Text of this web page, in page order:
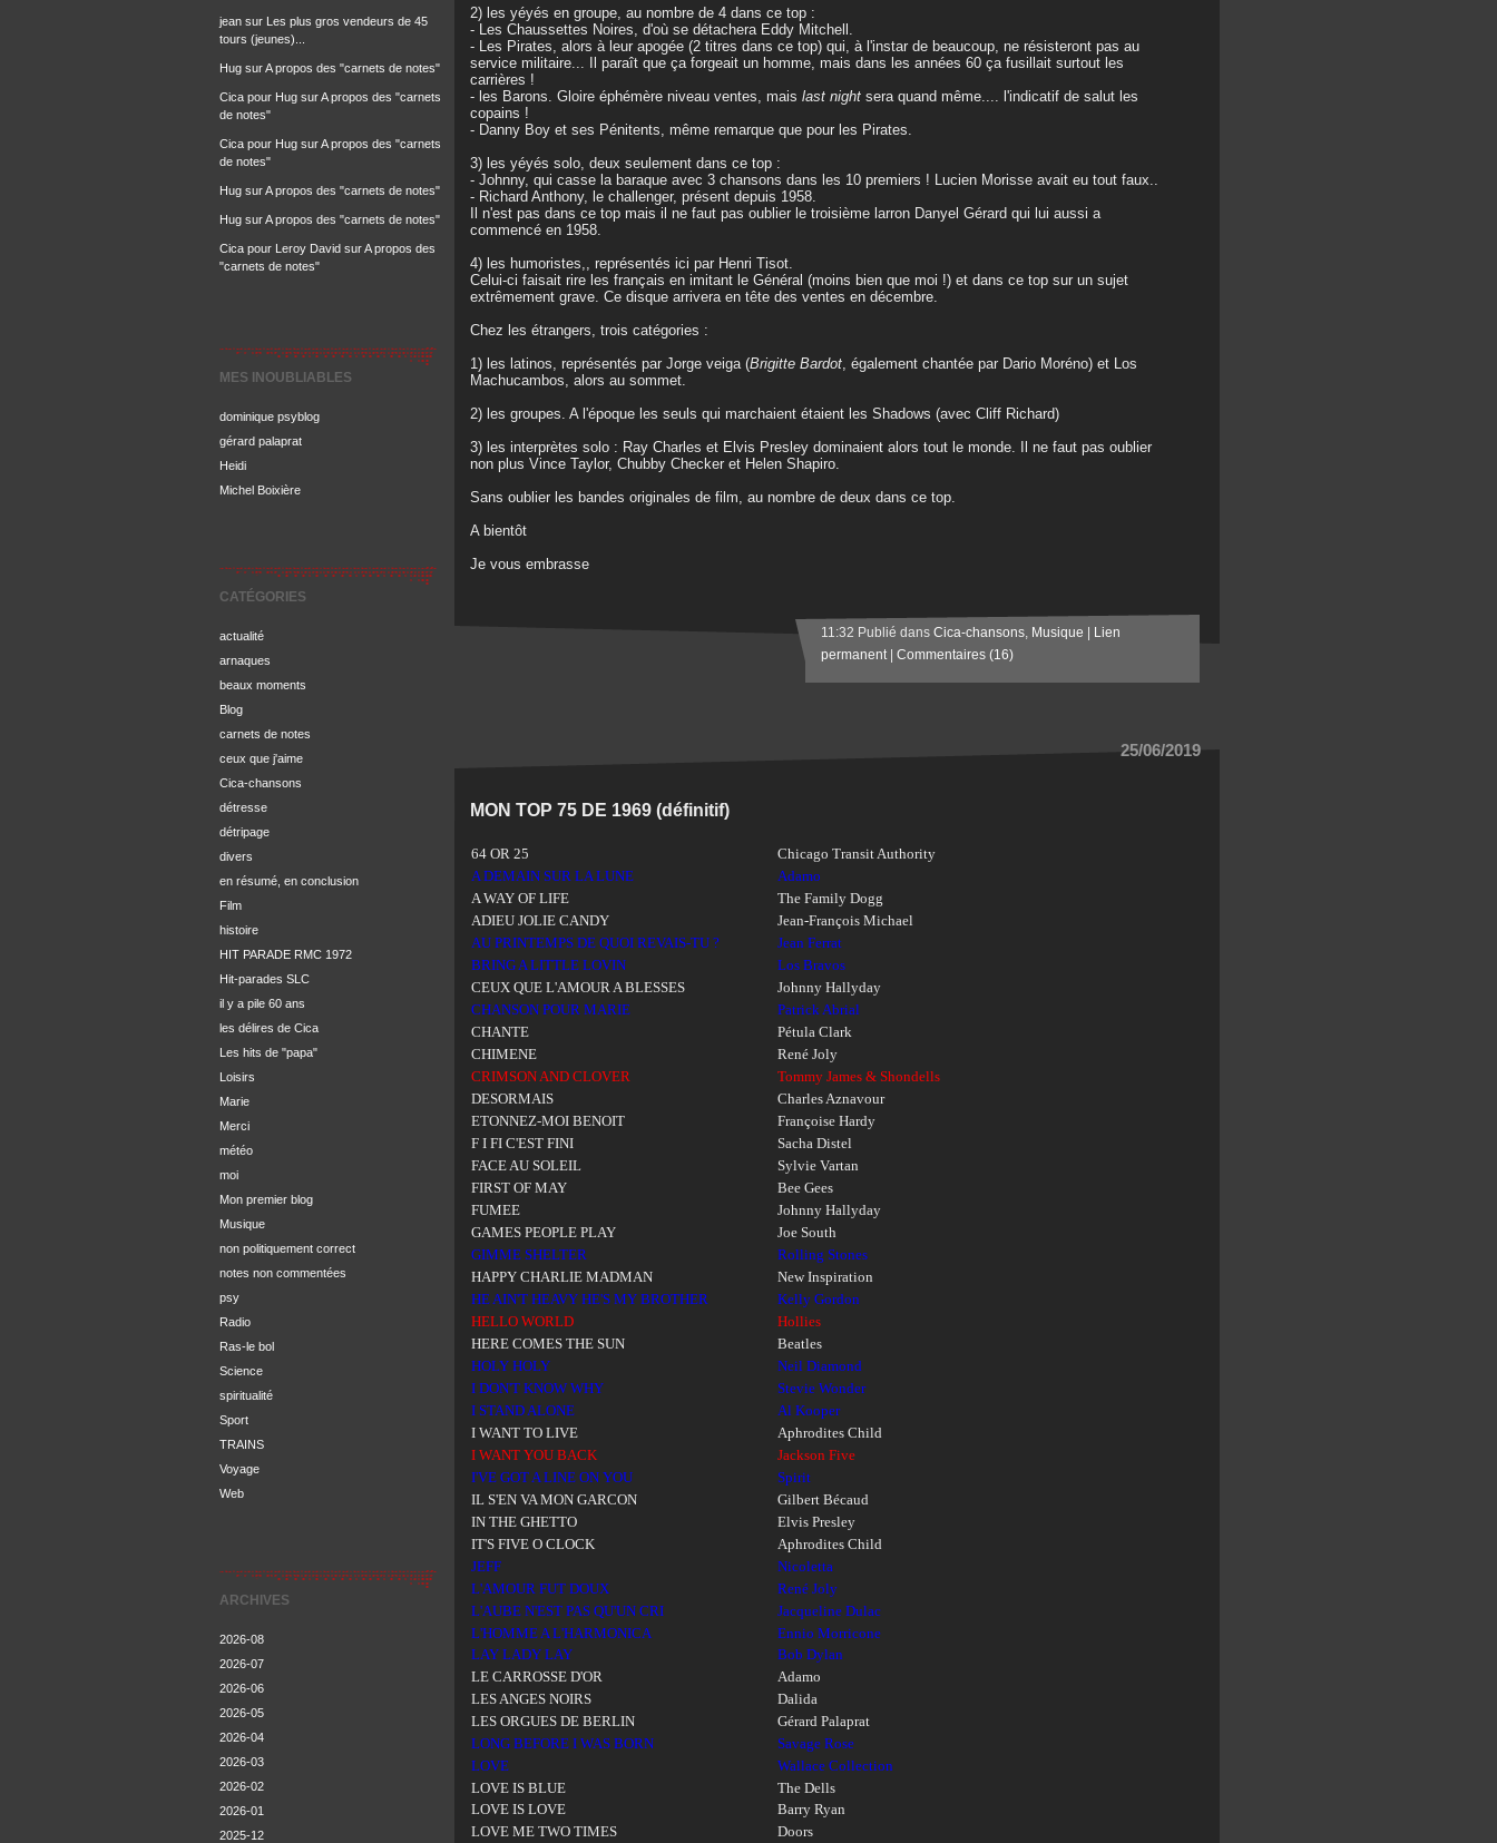
jean sur Les plus gros vendeurs de 45
tours (jeunes)...
Hug surA propos des "carnets de notes"
Cica pour Hug surA propos des "carnets
de notes"
Cica pour Hug surA propos des "carnets
de notes"
Hug surA propos des "carnets de notes"
Hug surA propos des "carnets de notes"
Cica pour Leroy David surA propos des
"carnets de notes"
MES INOUBLIABLES
dominique psyblog
gérard palaprat
Heidi
Michel Boixière
CATÉGORIES
actualité
arnaques
beaux moments
Blog
carnets de notes
ceux que j'aime
Cica-chansons
détresse
détripage
divers
en résumé, en conclusion
Film
histoire
HIT PARADE RMC 1972
Hit-parades SLC
il y a pile 60 ans
les délires de Cica
Les hits de "papa"
Loisirs
Marie
Merci
météo
moi
Mon premier blog
Musique
non politiquement correct
notes non commentées
psy
Radio
Ras-le bol
Science
spiritualité
Sport
TRAINS
Voyage
Web
ARCHIVES
2026-08
2026-07
2026-06
2026-05
2026-04
2026-03
2026-02
2026-01
2025-12
2) les yéyés en groupe, au nombre de 4 dans ce top :
- Les Chaussettes Noires, d'où se détachera Eddy Mitchell.
- Les Pirates, alors à leur apogée (2 titres dans ce top) qui, à l'instar de beaucoup, ne résisteront pas au
service militaire... Il paraît que ça forgeait un homme, mais dans les années 60 ça fusillait surtout les
carrières !
- les Barons. Gloire éphémère niveau ventes, mais last night sera quand même.... l'indicatif de salut les
copains !
- Danny Boy et ses Pénitents, même remarque que pour les Pirates.
3) les yéyés solo, deux seulement dans ce top :
- Johnny, qui casse la baraque avec 3 chansons dans les 10 premiers ! Lucien Morisse avait eu tout faux..
- Richard Anthony, le challenger, présent depuis 1958.
Il n'est pas dans ce top mais il ne faut pas oublier le troisième larron Danyel Gérard qui lui aussi a
commencé en 1958.
4) les humoristes,, représentés ici par Henri Tisot.
Celui-ci faisait rire les français en imitant le Général (moins bien que moi !) et dans ce top sur un sujet
extrêmement grave. Ce disque arrivera en tête des ventes en décembre.
Chez les étrangers, trois catégories :
1) les latinos, représentés par Jorge veiga (Brigitte Bardot, également chantée par Dario Moréno) et Los
Machucambos, alors au sommet.
2) les groupes. A l'époque les seuls qui marchaient étaient les Shadows (avec Cliff Richard)
3) les interprètes solo : Ray Charles et Elvis Presley dominaient alors tout le monde. Il ne faut pas oublier
non plus Vince Taylor, Chubby Checker et Helen Shapiro.
Sans oublier les bandes originales de film, au nombre de deux dans ce top.
A bientôt
Je vous embrasse
11:32 Publié dans Cica-chansons, Musique
Lien
permanent| Commentaires (16)
25/06/2019
MON TOP 75 DE 1969 (définitif)
64 OR 25
Chicago Transit Authority
A DEMAIN SUR LA LUNE
Adamo
A WAY OF LIFE
The Family Dogg
ADIEU JOLIE CANDY
Jean-François Michael
AU PRINTEMPS DE QUOI REVAIS-TU ?
Jean Ferrat
BRING A LITTLE LOVIN
Los Bravos
CEUX QUE L'AMOUR A BLESSES
Johnny Hallyday
CHANSON POUR MARIE
Patrick Abrial
CHANTE
Pétula Clark
CHIMENE
René Joly
CRIMSON AND CLOVER
Tommy James & Shondells
DESORMAIS
Charles Aznavour
ETONNEZ-MOI BENOIT
Françoise Hardy
F I FI C'EST FINI
Sacha Distel
FACE AU SOLEIL
Sylvie Vartan
FIRST OF MAY
Bee Gees
FUMEE
Johnny Hallyday
GAMES PEOPLE PLAY
Joe South
GIMME SHELTER
Rolling Stones
HAPPY CHARLIE MADMAN
New Inspiration
HE AIN'T HEAVY HE'S MY BROTHER
Kelly Gordon
HELLO WORLD
Hollies
HERE COMES THE SUN
Beatles
HOLY HOLY
Neil Diamond
I DON'T KNOW WHY
Stevie Wonder
I STAND ALONE
Al Kooper
I WANT TO LIVE
Aphrodites Child
I WANT YOU BACK
Jackson Five
I'VE GOT A LINE ON YOU
Spirit
IL S'EN VA MON GARCON
Gilbert Bécaud
IN THE GHETTO
Elvis Presley
IT'S FIVE O CLOCK
Aphrodites Child
JEFF
Nicoletta
L'AMOUR FUT DOUX
René Joly
L'AUBE N'EST PAS QU'UN CRI
Jacqueline Dulac
L'HOMME A L'HARMONICA
Ennio Morricone
LAY LADY LAY
Bob Dylan
LE CARROSSE D'OR
Adamo
LES ANGES NOIRS
Dalida
LES ORGUES DE BERLIN
Gérard Palaprat
LONG BEFORE I WAS BORN
Savage Rose
LOVE
Wallace Collection
LOVE IS BLUE
The Dells
LOVE IS LOVE
Barry Ryan
LOVE ME TWO TIMES
Doors